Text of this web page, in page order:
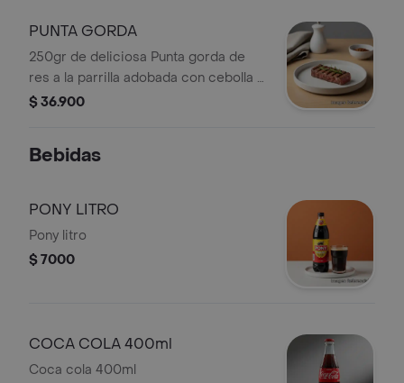
PUNTA GORDA
250gr de deliciosa Punta gorda de
res a la parrilla adobada con cebolla y
ajo ahumado. Acompañado de bollo o
$ 36.900
Bebidas
PONY LITRO
Pony litro
$ 7000
COCA COLA 400ml
Coca cola 400ml